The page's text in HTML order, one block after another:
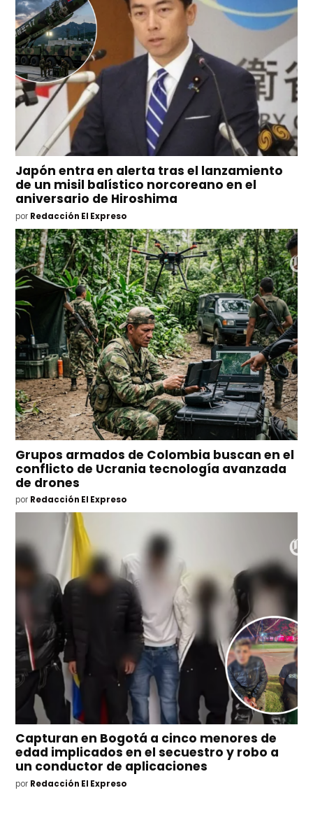
Japón entra en alerta tras el lanzamiento
de un misil balístico norcoreano en el
aniversario de Hiroshima
por Redacción El Expreso
Grupos armados de Colombia buscan en el
conflicto de Ucrania tecnología avanzada
de drones
por Redacción El Expreso
Capturan en Bogotá a cinco menores de
edad implicados en el secuestro y robo a
un conductor de aplicaciones
por Redacción El Expreso